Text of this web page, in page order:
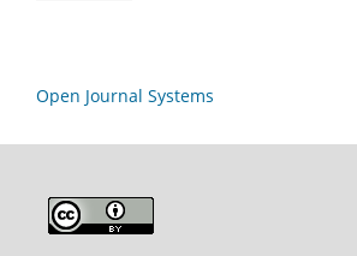
Open Journal Systems